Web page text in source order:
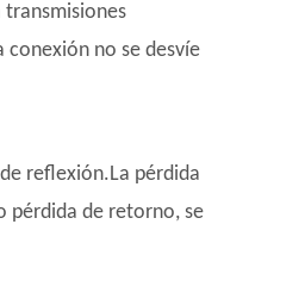
transmisiones
conexión no se desvíe
reflexión.La pérdida
pérdida de retorno, se